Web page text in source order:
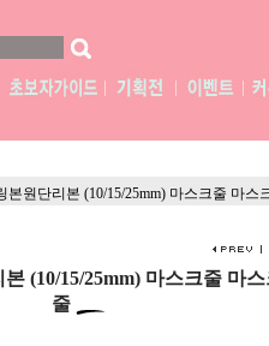
본원단리본 (10/15/25mm) 마스크줄 마스
(10/15/25mm) 마스크줄 마
줄